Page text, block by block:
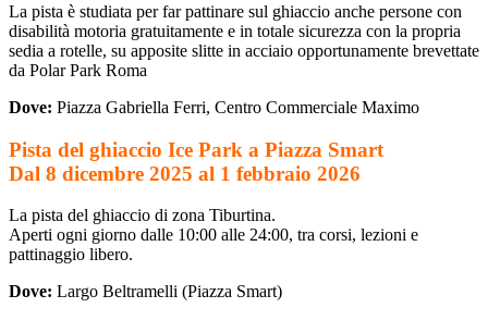
La pista è studiata per far pattinare sul ghiaccio anche persone con
disabilità motoria gratuitamente e in totale sicurezza con la propria
sedia a rotelle, su apposite slitte in acciaio opportunamente brevettate
da Polar Park Roma
Dove: Piazza Gabriella Ferri, Centro Commerciale Maximo
Pista del ghiaccio Ice Park a Piazza Smart
Dal 8 dicembre 2025 al 1 febbraio 2026
La pista del ghiaccio di zona Tiburtina.
Aperti ogni giorno dalle 10:00 alle 24:00, tra corsi, lezioni e
pattinaggio libero.
Dove: Largo Beltramelli (Piazza Smart)